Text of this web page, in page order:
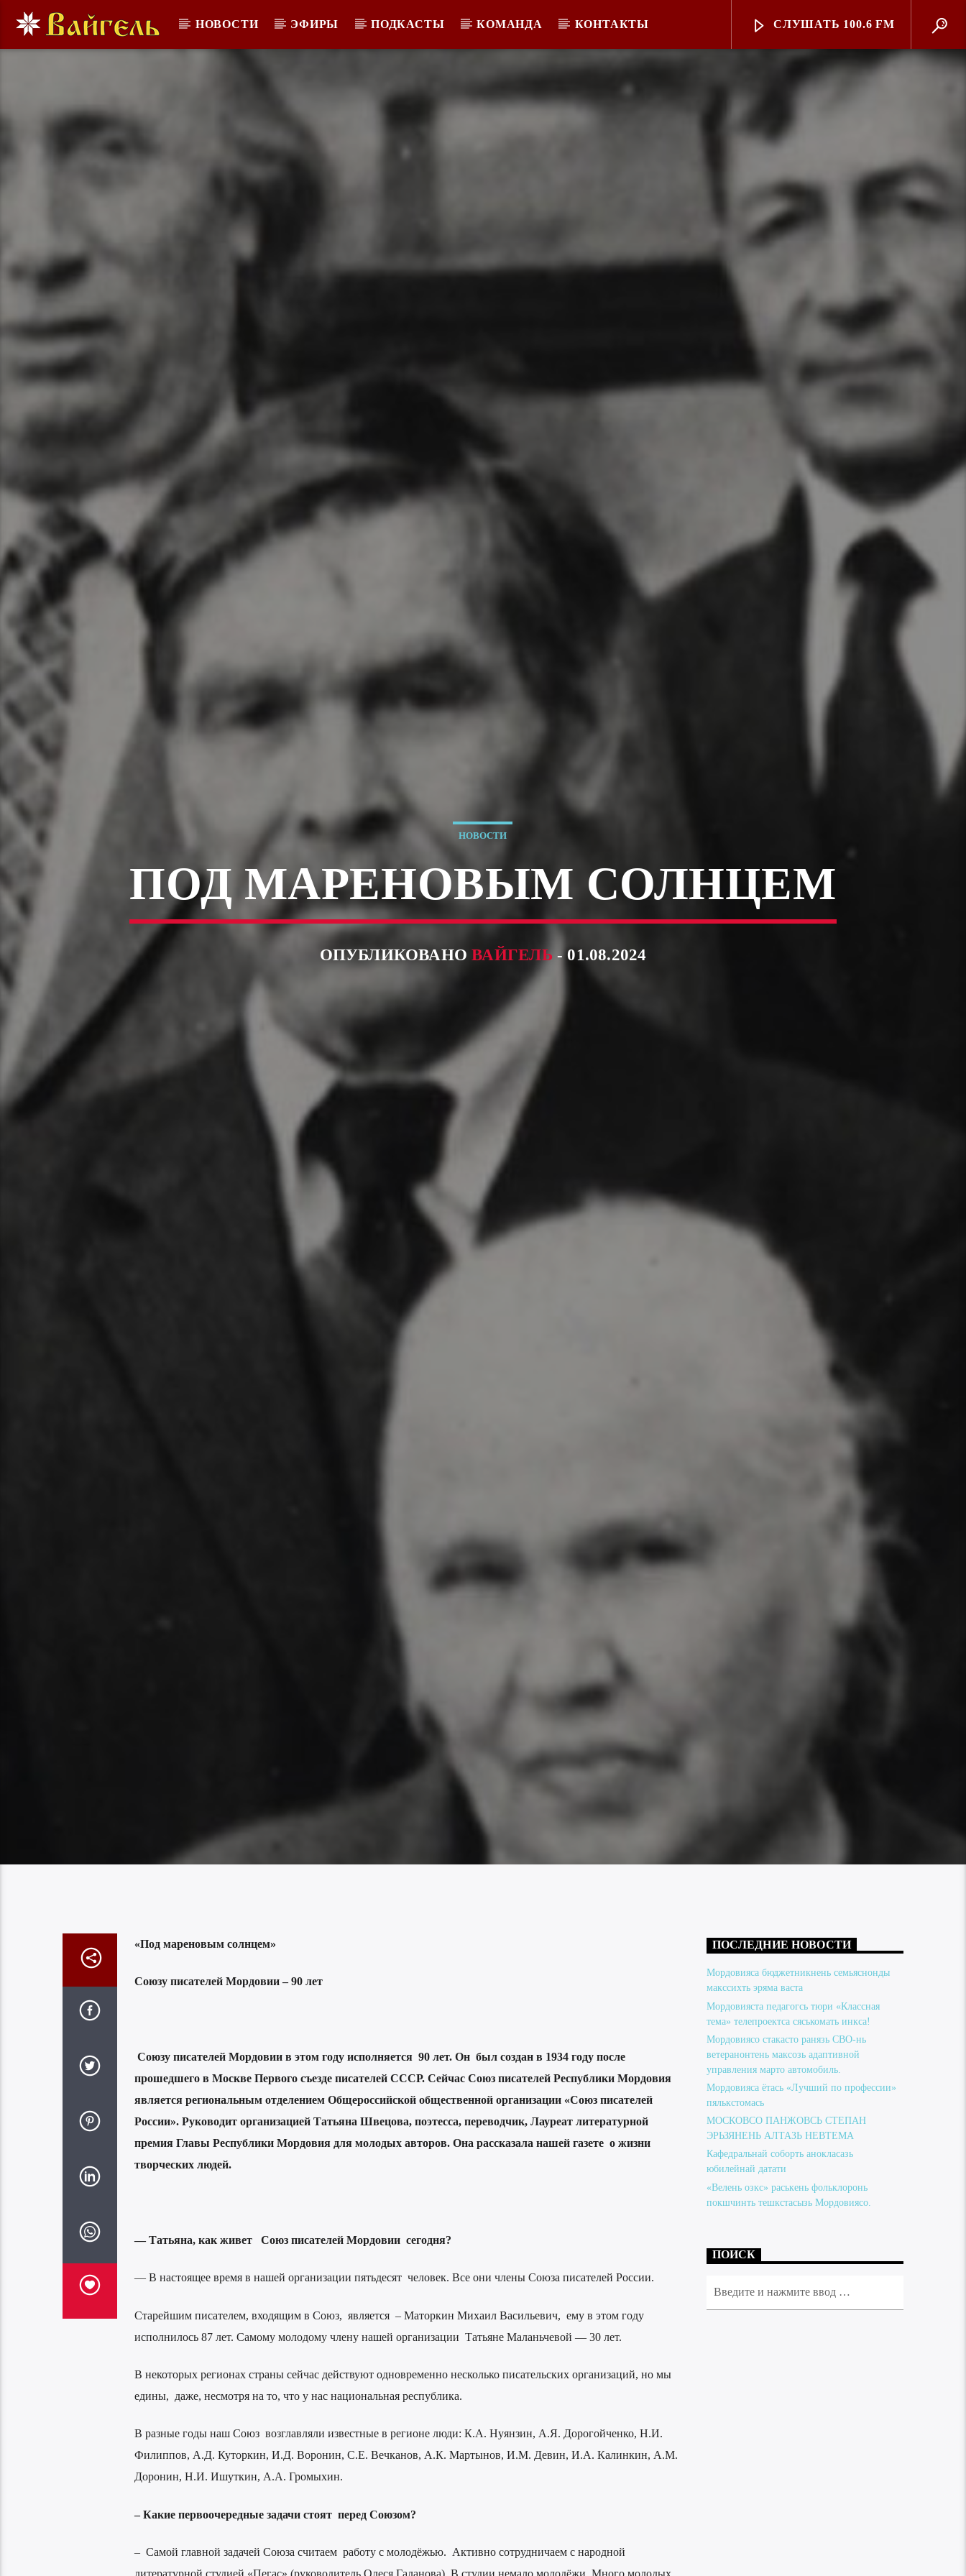
НОВОСТИ ЭФИРЫ ПОДКАСТЫ КОМАНДА КОНТАКТЫ СЛУШАТЬ 100.6 FM
НОВОСТИ
ПОД МАРЕНОВЫМ СОЛНЦЕМ
ОПУБЛИКОВАНОВАЙГЕЛЬ- 01.08.2024
«Под мареновым солнцем»
Союзу писателей Мордовии – 90 лет
Союзу писателей Мордовии в этом году исполняется 90 лет. Он был создан в 1934 году после
прошедшего в Москве Первого съезде писателей СССР. Сейчас Союз писателей Республики Мордовия
является региональным отделением Общероссийской общественной организации «Союз писателей
России». Руководит организацией Татьяна Швецова, поэтесса, переводчик, Лауреат литературной
премия Главы Республики Мордовия для молодых авторов. Она рассказала нашей газете о жизни
творческих людей.
— Татьяна, как живет Союз писателей Мордовии сегодня?
— В настоящее время в нашей организации пятьдесят человек. Все они члены Союза писателей России.
Старейшим писателем, входящим в Союз, является – Маторкин Михаил Васильевич, ему в этом году
исполнилось 87 лет. Самому молодому члену нашей организации Татьяне Маланьчевой — 30 лет.
В некоторых регионах страны сейчас действуют одновременно несколько писательских организаций, но мы
едины, даже, несмотря на то, что у нас национальная республика.
В разные годы наш Союз возглавляли известные в регионе люди: К.А. Нуянзин, А.Я. Дорогойченко, Н.И.
Филиппов, А.Д. Куторкин, И.Д. Воронин, С.Е. Вечканов, А.К. Мартынов, И.М. Девин, И.А. Калинкин, А.М.
Доронин, Н.И. Ишуткин, А.А. Громыхин.
– Какие первоочередные задачи стоят перед Союзом?
– Самой главной задачей Союза считаем работу с молодёжью. Активно сотрудничаем с народной
ПОСЛЕДНИЕ НОВОСТИ
Мордовияса бюджетникнень семьяснонды
макссихть эряма васта
Мордовияста педагогсь тюри «Классная
тема» телепроектса сяськомать инкса!
Мордовиясо стакасто ранязь СВО-нь
ветеранонтень максозь адаптивной
управления марто автомобиль.
Мордовияса ётась «Лучший по профессии»
пялькстомась
МОСКОВСО ПАНЖОВСЬ СТЕПАН
ЭРЬЗЯНЕНЬ АЛТАЗЬ НЕВТЕМА
Кафедральнай соборть анокласазь
юбилейнай датати
«Велень озкс» раськень фольклоронь
покшчинть тешкстасызь Мордовиясо.
ПОИСК